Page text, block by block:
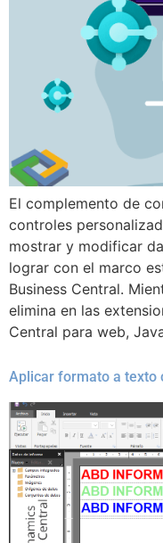
El complemento de
controles
mostrar y modificar
lograr con el marco
Business Central.
elimina en las
Central para web,
Aplicar formato a texto